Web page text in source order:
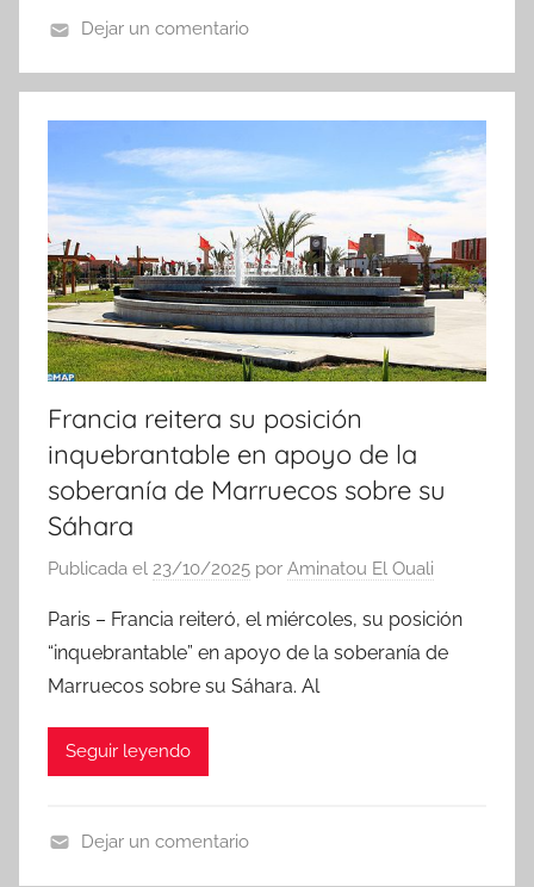
o
t
c
i
a
s
Dejar un comentario
Francia reitera su posición
inquebrantable en apoyo de la
soberanía de Marruecos sobre su
Sáhara
Publicada el 23/10/2025 por Aminatou El Ouali
Paris – Francia reiteró, el miércoles, su posición
“inquebrantable” en apoyo de la soberanía de
Marruecos sobre su Sáhara. Al
Seguir leyendo
Dejar un comentario